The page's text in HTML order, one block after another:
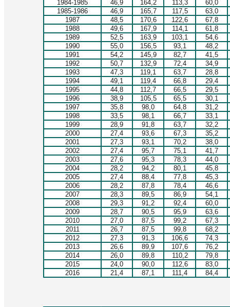
1984-1985
46,9 164,2 113,3
60,0
1985-1986
46,9 165,7 117,5
63,0
1987
48,5 170,6 122,6
67,8
1988
49,6 167,9 114,1
61,8
1989
52,5 163,9 103,1
54,6
1990
55,0 156,5 93,1
48,2
1991
54,2 145,9 82,7
41,5
1992
50,7 132,9 72,4
34,9
1993
47,3 119,1 63,7
28,8
1994
49,1 119,4 66,8
29,4
1995
44,8 112,7 66,5
29,5
1996
38,9 105,5 65,5
30,1
1997
35,8 98,0 64,8
31,2
1998
33,5 98,1 66,7
33,1
1999
28,9 91,8 63,7
32,2
2000
27,4 93,6 67,3
35,2
2001
27,3 93,1 70,2
38,0
2002
27,4 95,7 75,1
41,7
2003
27,6 95,3 78,3
44,0
2004
28,2 94,2 80,1
45,8
2005
27,4 88,4 77,8
45,3
2006
28,2 87,8 78,4
46,6
2007
28,3 89,5 86,9
54,1
2008
29,3 91,2 92,4
60,0
2009
28,7 90,5 95,9
63,6
2010
27,0 87,5 99,2
67,3
2011
26,7 87,5 99,8
68,2
2012
27,3 91,3 106,6
74,3
2013
26,6 89,9 107,6
76,2
2014
26,0 89,8 110,2
79,8
2015
24,0 90,0 112,6
83,0
2016
21,4 87,1 111,4 84,4